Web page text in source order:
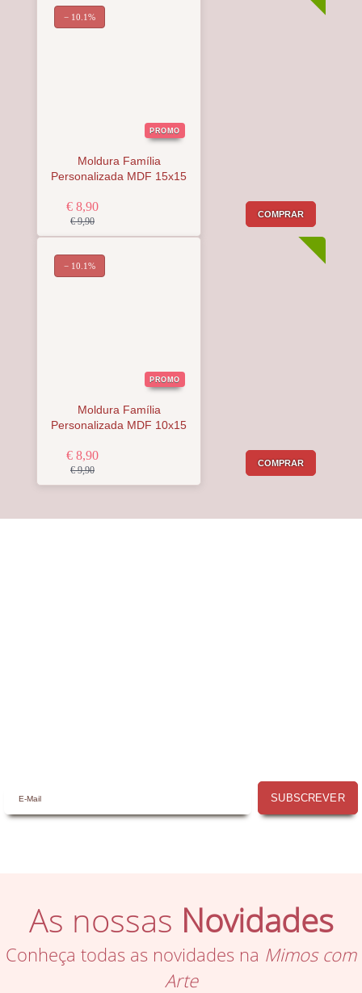
PROMO
Moldura Família
Personalizada MDF 15x15
€ 8,90
€ 9,90
COMPRAR
− 10.1%
PROMO
Moldura Família
Personalizada MDF 10x15
€ 8,90
€ 9,90
COMPRAR
− 10.1%
SUBSCREVER
As nossas Novidades
Conheça todas as novidades na Mimos com
Arte